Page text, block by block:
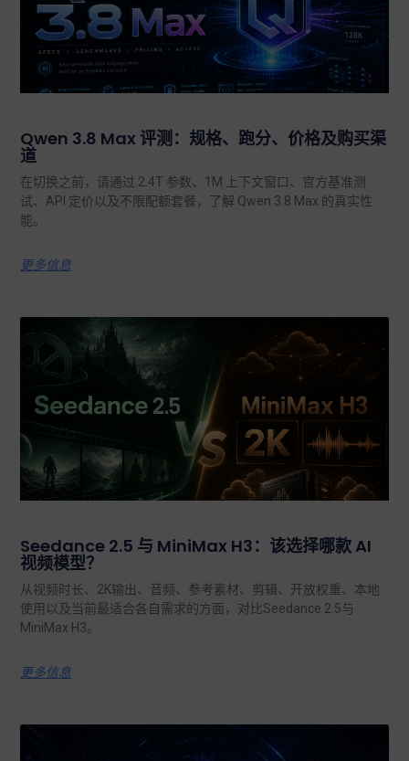
Qwen 3.8 Max 评测：规格、跑分、价格及购买渠
道
在切换之前，请通过 2.4T 参数、1M 上下文窗口、官方基准测
试、API 定价以及不限配额套餐，了解 Qwen 3.8 Max 的真实性
能。.
更多信息
Seedance 2.5 与 MiniMax H3：该选择哪款 AI
视频模型？
从视频时长、2K输出、音频、参考素材、剪辑、开放权重、本地
使用以及当前最适合各自需求的方面，对比Seedance 2.5与
MiniMax H3。.
更多信息